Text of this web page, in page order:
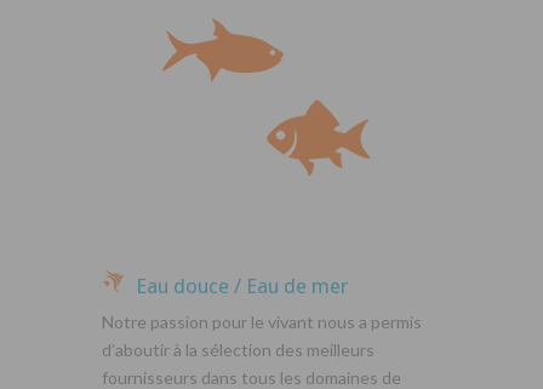
Eau douce / Eau de mer
Notre passion pour le vivant nous a permis
d’aboutir à la sélection des meilleurs
fournisseurs dans tous les domaines de